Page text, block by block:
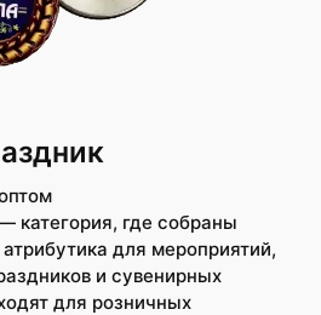
категория, где собраны
для мероприятий,
и сувенирных
для розничных